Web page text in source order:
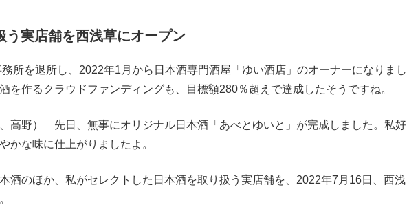
う実店舗を西浅草にオープン
所を退所し、2022年1月から日本酒専門酒屋「ゆい酒店」のオーナーになりまし
を作るクラウドファンディングも、目標額280％超えで達成したそうですね。
、高野） 先日、無事にオリジナル日本酒「あべとゆいと」が完成しました。私好
かな味に仕上がりましたよ。
酒のほか、私がセレクトした日本酒を取り扱う実店舗を、2022年7月16日、西浅